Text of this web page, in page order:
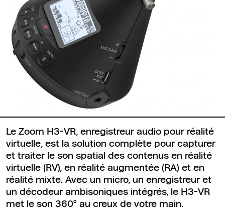
Le Zoom H3-VR, enregistreur audio pour réalité
virtuelle, est la solution complète pour capturer
et traiter le son spatial des contenus en réalité
virtuelle (RV), en réalité augmentée (RA) et en
réalité mixte. Avec un micro, un enregistreur et
un décodeur ambisoniques intégrés, le H3-VR
met le son 360° au creux de votre main.